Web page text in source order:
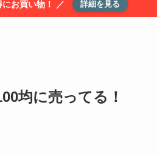
お買い物！ ／ 詳細を見る
均に売ってる！